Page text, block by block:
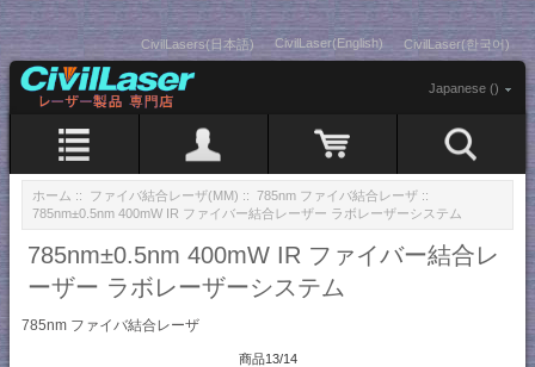
CivilLasers(日本語) CivilLaser(English) CivilLaser(한국어)
Japanese ()
ホーム :: ファイバ結合レーザ(MM) :: 785nm ファイバ結合レーザ ::
785nm±0.5nm 400mW IR ファイバー結合レーザー ラボレーザーシステム
785nm±0.5nm 400mW IR ファイバー結合レ
ーザー ラボレーザーシステム
785nm ファイバ結合レーザ
商品13/14